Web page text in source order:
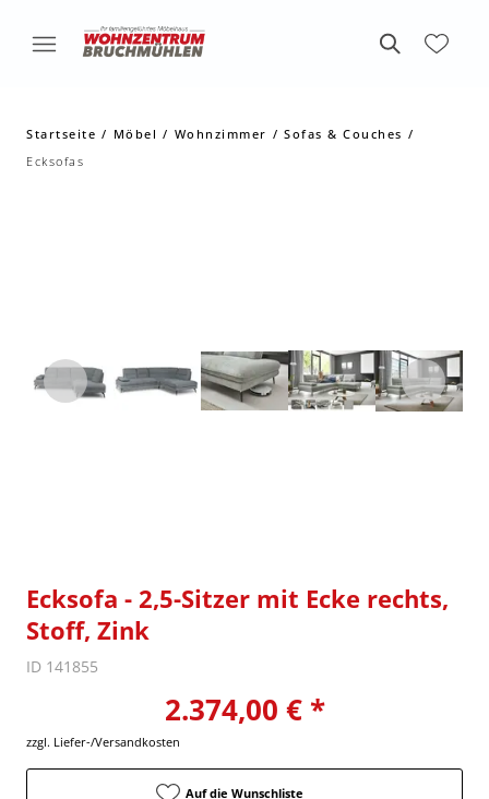
Startseite Möbel Wohnzimmer
Sofas & Couches
Ecksofas
Ecksofa - 2,5-Sitzer mit Ecke rechts,
Stoff, Zink
ID 141855
2.374,00 € *
zzgl. Liefer-/Versandkosten
Auf die Wunschliste